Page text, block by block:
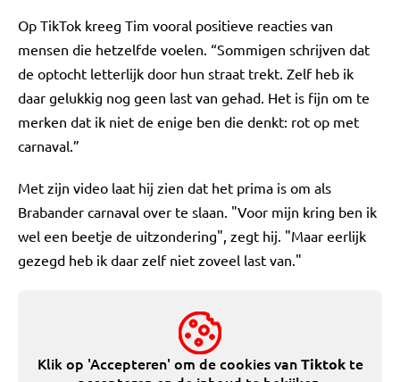
Op TikTok kreeg Tim vooral positieve reacties van
mensen die hetzelfde voelen. “Sommigen schrijven dat
de optocht letterlijk door hun straat trekt. Zelf heb ik
daar gelukkig nog geen last van gehad. Het is fijn om te
merken dat ik niet de enige ben die denkt: rot op met
carnaval.”
Met zijn video laat hij zien dat het prima is om als
Brabander carnaval over te slaan. "Voor mijn kring ben ik
wel een beetje de uitzondering", zegt hij. "Maar eerlijk
gezegd heb ik daar zelf niet zoveel last van."
Klik op 'Accepteren' om de cookies vanTiktokte